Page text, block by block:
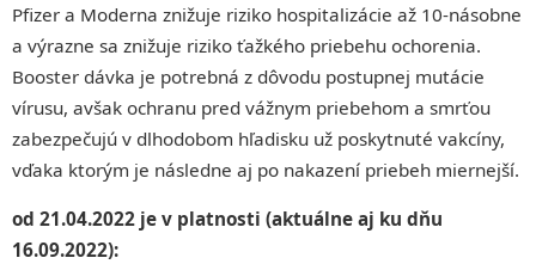
Pfizer a Moderna znižuje riziko hospitalizácie až 10-násobne
a výrazne sa znižuje riziko ťažkého priebehu ochorenia.
Booster dávka je potrebná z dôvodu postupnej mutácie
vírusu, avšak ochranu pred vážnym priebehom a smrťou
zabezpečujú v dlhodobom hľadisku už poskytnuté vakcíny,
vďaka ktorým je následne aj po nakazení priebeh miernejší.
od 21.04.2022 je v platnosti (aktuálne aj ku dňu
16.09.2022):